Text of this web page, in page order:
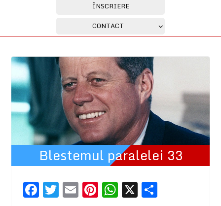
ÎNSCRIERE
CONTACT
Blestemul paralelei 33
F T E Pi W X